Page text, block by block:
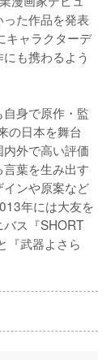
た作品を発表
キャラクターデ
も携わるよう
身で原作・監
の日本を舞台
外で高い評価
葉を生み出す
ンや原案など
年には大友を
ス『SHORT
『武器よさら